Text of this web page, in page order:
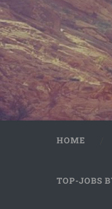
HOME
TOP-JOBS